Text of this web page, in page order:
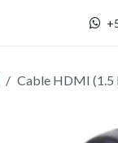
Contáctanos
Cable HDMI (1.5